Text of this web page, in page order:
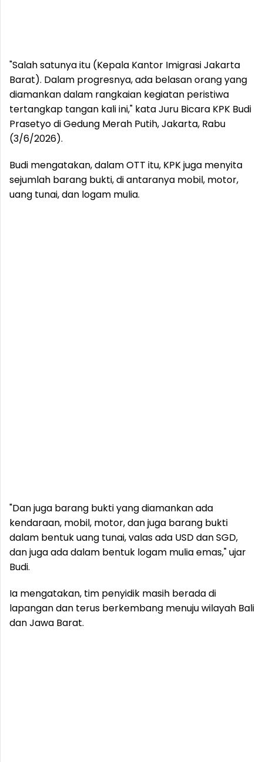
"Salah satunya itu (Kepala Kantor Imigrasi Jakarta
Barat). Dalam progresnya, ada belasan orang yang
diamankan dalam rangkaian kegiatan peristiwa
tertangkap tangan kali ini," kata Juru Bicara KPK Budi
Prasetyo di Gedung Merah Putih, Jakarta, Rabu
(3/6/2026).
Budi mengatakan, dalam OTT itu, KPK juga menyita
sejumlah barang bukti, di antaranya mobil, motor,
uang tunai, dan logam mulia.
"Dan juga barang bukti yang diamankan ada
kendaraan, mobil, motor, dan juga barang bukti
dalam bentuk uang tunai, valas ada USD dan SGD,
dan juga ada dalam bentuk logam mulia emas," ujar
Budi.
Ia mengatakan, tim penyidik masih berada di
lapangan dan terus berkembang menuju wilayah Bali
dan Jawa Barat.